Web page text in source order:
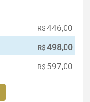
R$ 446,00
R$498,00
R$ 597,00